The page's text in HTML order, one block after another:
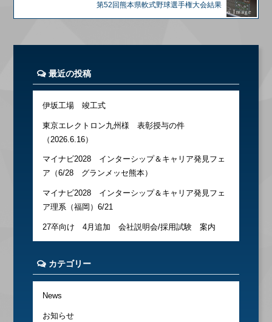
第52回熊本県軟式野球選手権大会結果
最近の投稿
伊坂工場 竣工式
東京エレクトロン九州様 表彰授与の件
（2026.6.16）
マイナビ2028 インターシップ＆キャリア発見フェ
ア（6/28 グランメッセ熊本）
マイナビ2028 インターシップ＆キャリア発見フェ
ア理系（福岡）6/21
27卒向け 4月追加 会社説明会/採用試験 案内
カテゴリー
News
お知らせ